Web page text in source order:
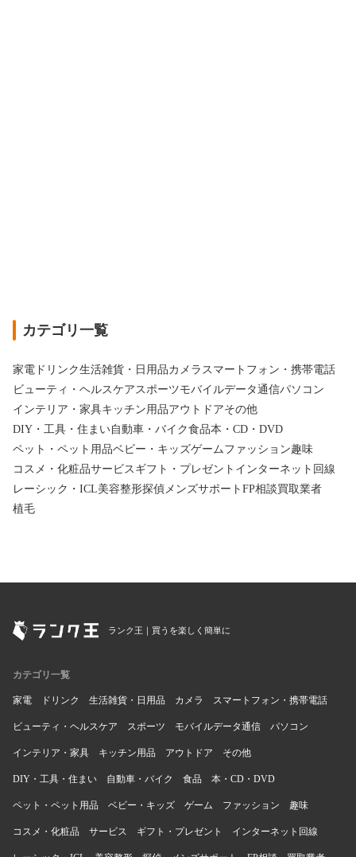
カテゴリ一覧
家電 ドリンク生活雑貨・日用品カメラ スマートフォン・携帯電話
ビューティ・ヘルスケアスポーツモバイルデータ通信パソコン
インテリア・家具キッチン用品アウトドアその他
DIY・工具・住まい自動車・バイク食品本・CD・DVD
ペット・ペット用品ベビー・キッズゲームファッション趣味
コスメ・化粧品サービス ギフト・プレゼント インターネット回線
レーシック・ICL美容整形探偵メンズサポート FP相談買取業者
植毛
ランク王｜買うを楽しく簡単に
カテゴリ一覧
家電 ドリンク 生活雑貨・日用品 カメラ スマートフォン・携帯電話
ビューティ・ヘルスケア スポーツ モバイルデータ通信 パソコン
インテリア・家具 キッチン用品 アウトドア その他
DIY・工具・住まい 自動車・バイク 食品 本・CD・DVD
ペット・ペット用品 ベビー・キッズ ゲーム ファッション 趣味
コスメ・化粧品 サービス ギフト・プレゼント インターネット回線